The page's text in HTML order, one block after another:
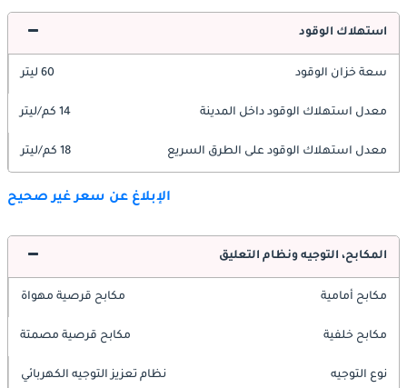
استهلاك الوقود
سعة خزان الوقود 60 ليتر
معدل استهلاك الوقود داخل المدينة 14 كم/ليتر
معدل استهلاك الوقود على الطرق السريع 18 كم/ليتر
الإبلاغ عن سعر غير صحيح
المكابح، التوجيه ونظام التعليق
مكابح أمامية مكابح قرصية مهواة
مكابح خلفية مكابح قرصية مصمتة
نوع التوجيه نظام تعزيز التوجيه الكهربائي